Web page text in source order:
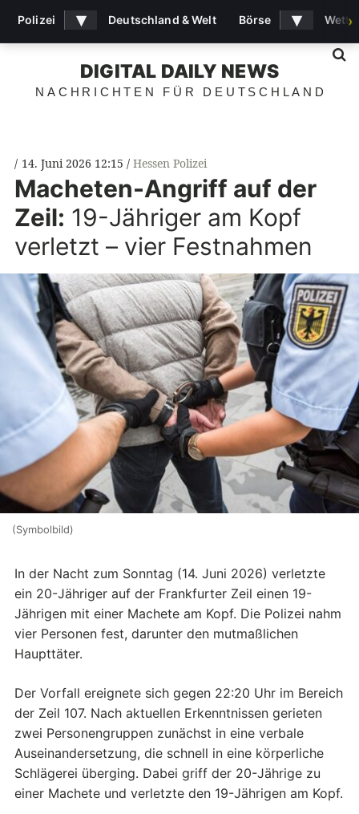
DIGITAL DAILY NEWS
NACHRICHTEN FÜR DEUTSCHLAND
14. Juni 2026 12:15 Hessen Polizei
Macheten-Angriff auf der
Zeil: 19-Jähriger am Kopf
verletzt – vier Festnahmen
(Symbolbild)
In der Nacht zum Sonntag (14. Juni 2026) verletzte
ein 20-Jähriger auf der Frankfurter Zeil einen 19-
Jährigen mit einer Machete am Kopf. Die Polizei nahm
vier Personen fest, darunter den mutmaßlichen
Haupttäter.
Der Vorfall ereignete sich gegen 22:20 Uhr im Bereich
der Zeil 107. Nach aktuellen Erkenntnissen gerieten
zwei Personengruppen zunächst in eine verbale
Auseinandersetzung, die schnell in eine körperliche
Schlägerei überging. Dabei griff der 20-Jährige zu
einer Machete und verletzte den 19-Jährigen am Kopf.
Polizei ▾ Deutschland & Welt Börse ▾ ›